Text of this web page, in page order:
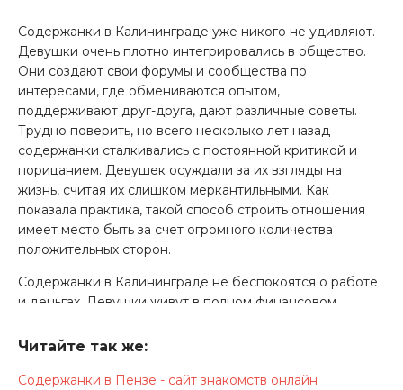
Содержанки в Калининграде уже никого не удивляют.
Девушки очень плотно интегрировались в общество.
Они создают свои форумы и сообщества по
интересами, где обмениваются опытом,
поддерживают друг-друга, дают различные советы.
Трудно поверить, но всего несколько лет назад
содержанки сталкивались с постоянной критикой и
порицанием. Девушек осуждали за их взгляды на
жизнь, считая их слишком меркантильными. Как
показала практика, такой способ строить отношения
имеет место быть за счет огромного количества
положительных сторон.
Содержанки в Калининграде не беспокоятся о работе
и деньгах. Девушки живут в полном финансовом
работать, а уделять время себе, своей красоте и
обстоятельств, а потому изначально называют сумму,
Читайте так же:
Содержанки в Пензе - сайт знакомств онлайн